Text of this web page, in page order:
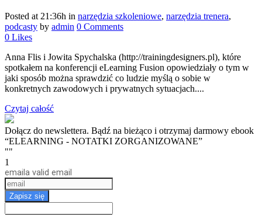
Posted at 21:36h in narzędzia szkoleniowe, narzędzia trenera,
podcasty by admin 0 Comments
0 Likes
Anna Flis i Jowita Spychalska (http://trainingdesigners.pl), które
spotkałem na konferencji eLearning Fusion opowiedziały o tym w
jaki sposób można sprawdzić co ludzie myślą o sobie w
konkretnych zawodowych i prywatnych sytuacjach....
Czytaj całość
Dołącz do newslettera. Bądź na bieżąco i otrzymaj darmowy ebook
“ELEARNING - NOTATKI ZORGANIZOWANE”
""
1
email a valid email
Zapisz się